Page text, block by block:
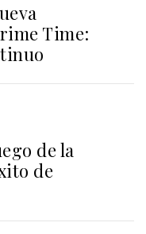
Time:
de la
de